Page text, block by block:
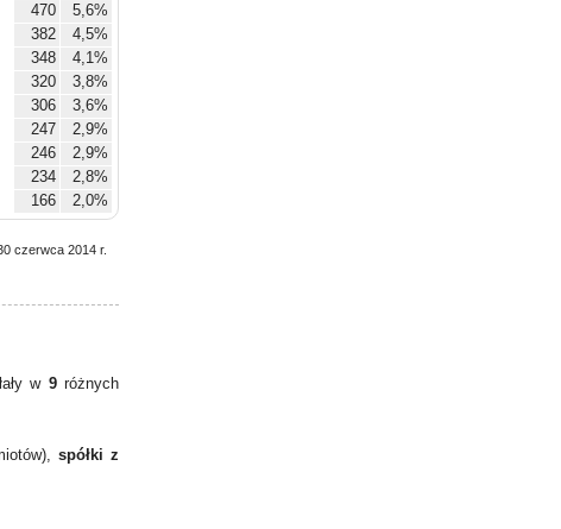
470
5,6%
382
4,5%
348
4,1%
320
3,8%
306
3,6%
247
2,9%
246
2,9%
234
2,8%
166 2,0%
czerwca 2014 r.
w 9różnych
spółki z